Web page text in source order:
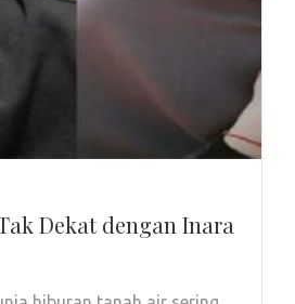
Dekat dengan Inara